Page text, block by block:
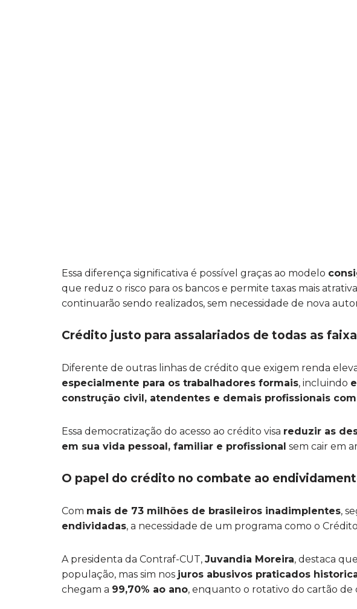
Essa diferença significativa é possível graças ao modelo
que reduz o risco para os bancos e permite taxas mais
continuarão sendo realizados, sem necessidade de nova
Crédito justo para assalariados de todas as
Diferente de outras linhas de crédito que exigem renda
especialmente para os trabalhadores formais, incluindo
construção civil, atendentes e demais profissionais
Essa democratização do acesso ao crédito visa reduzir as
em sua vida pessoal, familiar e profissional sem cair em
O papel do crédito no combate ao
Com mais de 73 milhões de brasileiros inadimplentes,
endividadas, a necessidade de um programa como o
A presidenta da Contraf-CUT, Juvandia Moreira, destaca
população, mas sim nos juros abusivos praticados
chegam a 99,70% ao ano, enquanto o rotativo do cartão de